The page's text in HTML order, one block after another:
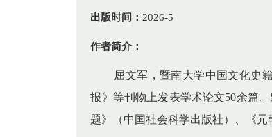
出版时间：2026-5
作者简介：
屈文军，暨南大学中国文化史
报》等刊物上发表学术论文50余篇
题》（中国社会科学出版社）、《元